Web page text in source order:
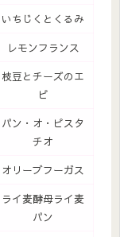
いちじくとくるみ
レモンフランス
枝豆とチーズのエ
ピ
パン・オ・ピスタ
チオ
オリーブフーガス
ライ麦酵母ライ麦
パン